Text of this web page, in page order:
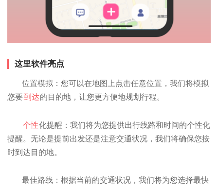
这里软件亮点
位置模拟：您可以在地图上点击任意位置，我们将模拟
您要到达的目的地，让您更方便地规划行程。
个性化提醒：我们将为您提供出行线路和时间的个性化
提醒。无论是提前出发还是注意交通状况，我们将确保您按
时到达目的地。
最佳路线：根据当前的交通状况，我们将为您选择最快